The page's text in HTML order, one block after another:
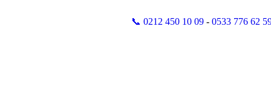
📞 0212 450 10 09 - 0533 776 62